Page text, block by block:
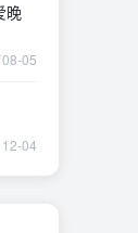
晚
08-05
12-04